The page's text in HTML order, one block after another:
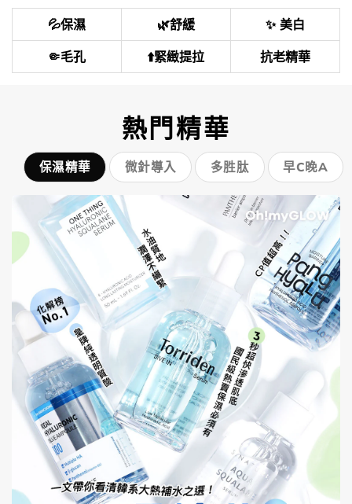
💦保濕 🌿舒緩 ✨ 美白
🤏毛孔 ⬆️緊緻提拉 抗老精華
熱門精華
保濕精華 微針導入 多胜肽 早C晚A